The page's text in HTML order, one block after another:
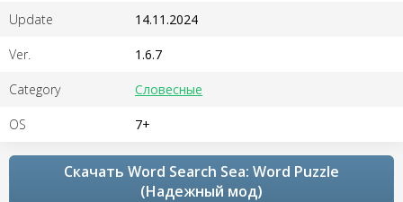
Update 14.11.2024
Ver. 1.6.7
Category Словесные
OS 7+
Скачать Word Search Sea: Word Puzzle
(Надежный мод)